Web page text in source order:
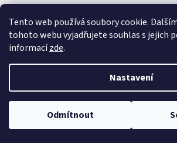
Tento web používá soubory cookie.
tohoto webu vyjadřujete souhlas s jejich
informacízde.
Nastavení
Odmítnout
Copyright 2026Naše pekárna. Všechna